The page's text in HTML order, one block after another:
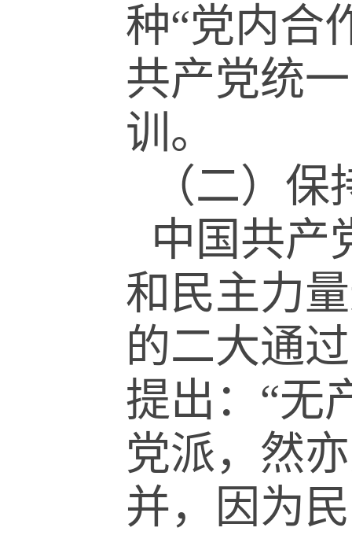
种“党内合
共产党统
训。
（二）
中国共产
和民主力
的二大通
提出： “无
党派，然
并，因为